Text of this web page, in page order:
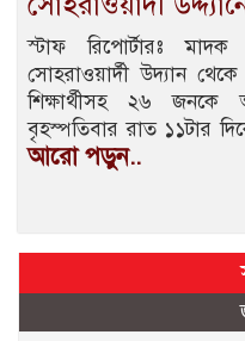
স্টাফ রিপোর্টারঃ
সোহরাওয়ার্দী উদ্যান
শিক্ষার্থীসহ ২৬
বৃহস্পতিবার রাত ১১টার
আরো পড়ুন..